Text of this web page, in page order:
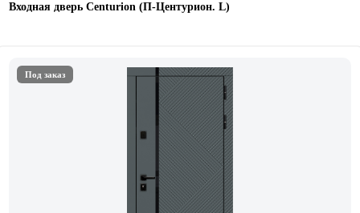
Входная дверь Centurion (П-Центурион. L)
Под заказ